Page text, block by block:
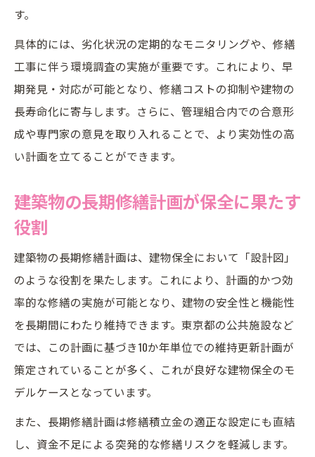
積算基準と長期修繕計画書の関係性を解説
工事情報共有と長期修繕計画書の連携活用
術
東京都の実践例から学ぶ長期修繕計画運用術
東京都の建築工事事例をもとにした計画運
公共施設の長期修繕計画運用から得るヒン
環境調査要領と長期修繕計画運用の実際
長期修繕計画の運用で重要な管理体制の工
夫
す。
具体的には、劣化状況の定期的なモニタリングや、修繕
工事に伴う環境調査の実施が重要です。これにより、早
期発見・対応が可能となり、修繕コストの抑制や建物の
長寿命化に寄与します。さらに、管理組合内での合意形
成や専門家の意見を取り入れることで、より実効性の高
い計画を立てることができます。
建築物の長期修繕計画が保全に果たす
役割
建築物の長期修繕計画は、建物保全において「設計図」
のような役割を果たします。これにより、計画的かつ効
率的な修繕の実施が可能となり、建物の安全性と機能性
を長期間にわたり維持できます。東京都の公共施設など
では、この計画に基づき10か年単位での維持更新計画が
策定されていることが多く、これが良好な建物保全のモ
デルケースとなっています。
また、長期修繕計画は修繕積立金の適正な設定にも直結
し、資金不足による突発的な修繕リスクを軽減します。